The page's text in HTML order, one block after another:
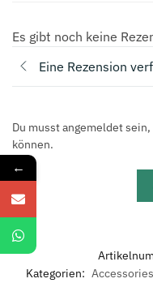
Es gibt noch keine
Eine Rezension
Du musst angemeldet
können.
Kategorien: Accessories
←